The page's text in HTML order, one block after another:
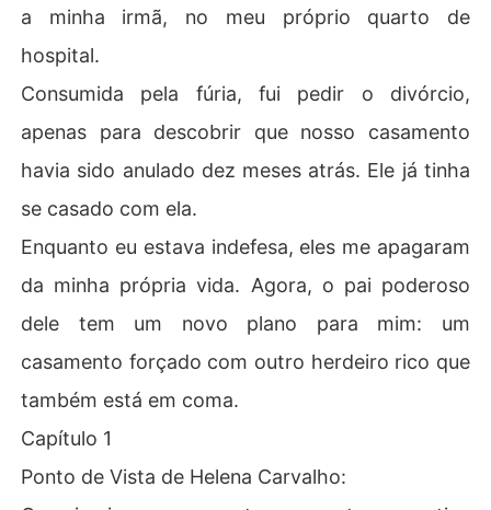
a minha irmã, no meu próprio quarto de
hospital.
Consumida pela fúria, fui pedir o divórcio,
apenas para descobrir que nosso casamento
havia sido anulado dez meses atrás. Ele já tinha
se casado com ela.
Enquanto eu estava indefesa, eles me apagaram
da minha própria vida. Agora, o pai poderoso
dele tem um novo plano para mim: um
casamento forçado com outro herdeiro rico que
também está em coma.
Capítulo 1
Ponto de Vista de Helena Carvalho: